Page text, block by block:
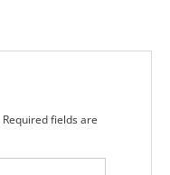
Required fields are